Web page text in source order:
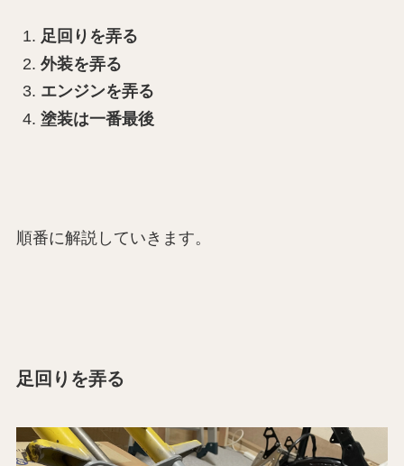
足回りを弄る
外装を弄る
エンジンを弄る
塗装は一番最後
順番に解説していきます。
足回りを弄る